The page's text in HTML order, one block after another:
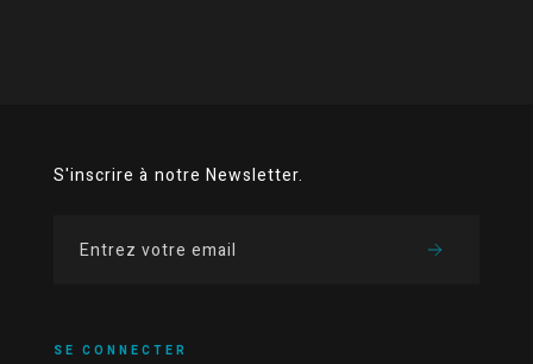
S'inscrire à notre Newsletter.
SE CONNECTER